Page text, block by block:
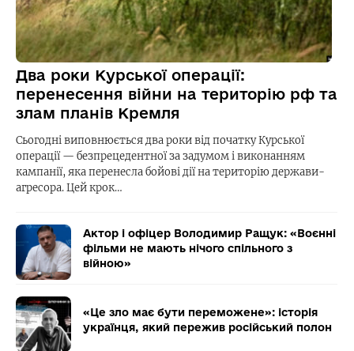
Два роки Курської операції:
перенесення війни на територію рф та
злам планів Кремля
Сьогодні виповнюється два роки від початку Курської
операції — безпрецедентної за задумом і виконанням
кампанії, яка перенесла бойові дії на територію держави-
агресора. Цей крок…
Актор і офіцер Володимир Ращук: «Воєнні
фільми не мають нічого спільного з
війною»
«Це зло має бути переможене»: історія
українця, який пережив російський полон